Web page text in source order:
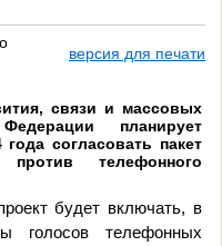
версия для печати
связи и массовых
планирует
согласовать пакет
телефонного
будет включать, в
голосов телефонных